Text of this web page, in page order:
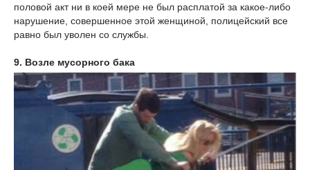
половой акт ни в коей мере не был расплатой за какое-либо
нарушение, совершенное этой женщиной, полицейский все
равно был уволен со службы.
9. Возле мусорного бака